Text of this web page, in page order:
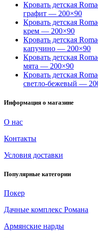
Кровать детская
графит — 200×90
Кровать детская
крем — 200×90
Кровать детская
капучино — 200×90
Кровать детская
мята — 200×90
Кровать детская
светло-бежевый —
Информация о магазине
О нас
Контакты
Условия доставки
Популярные категории
Покер
Дачные комплекс Романа
Армянские нарды